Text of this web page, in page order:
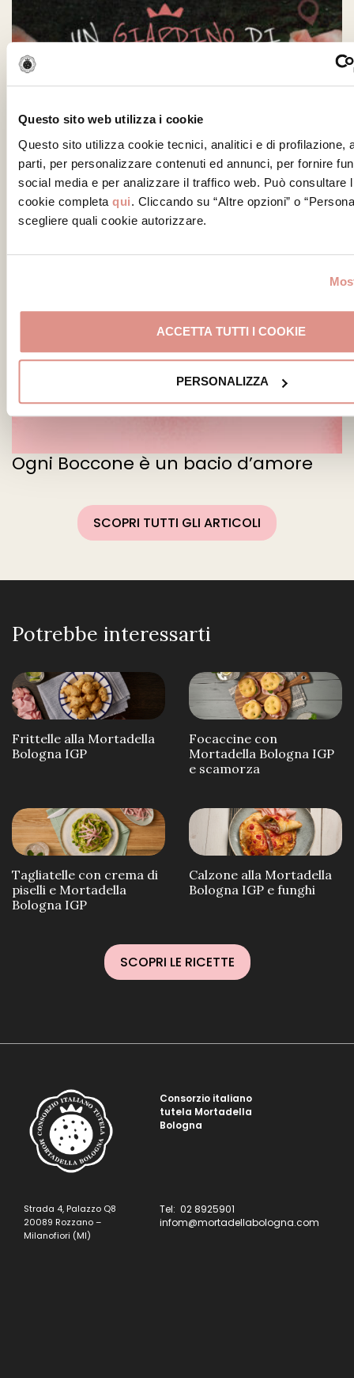
Questo sito web utilizza i cookie
Questo sito utilizza cookie tecnici, analitici e di profilazione,
parti, per personalizzare contenuti ed annunci, per fornire
social media e per analizzare il traffico web. Può consultare
cookie completa qui. Cliccando su “Altre opzioni” o
scegliere quali cookie autorizzare.
ACCETTA TUTTI I COOKIE
PERSONALIZZA
Un Giardino di Sapori
Ogni Boccone è un bacio d’amore
SCOPRI TUTTI GLI ARTICOLI
Potrebbe interessarti
Frittelle alla Mortadella
Bologna IGP
Focaccine con
Mortadella Bologna IGP
e scamorza
Tagliatelle con crema di
piselli e Mortadella
Bologna IGP
Calzone alla Mortadella
Bologna IGP e funghi
SCOPRI LE RICETTE
Consorzio italiano
tutela Mortadella
Bologna
Strada 4, Palazzo Q8
20089 Rozzano –
Milanofiori (MI)
Tel: 02 8925901
infom@mortadellabologna.com